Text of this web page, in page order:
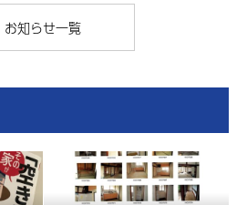
お知らせ一覧